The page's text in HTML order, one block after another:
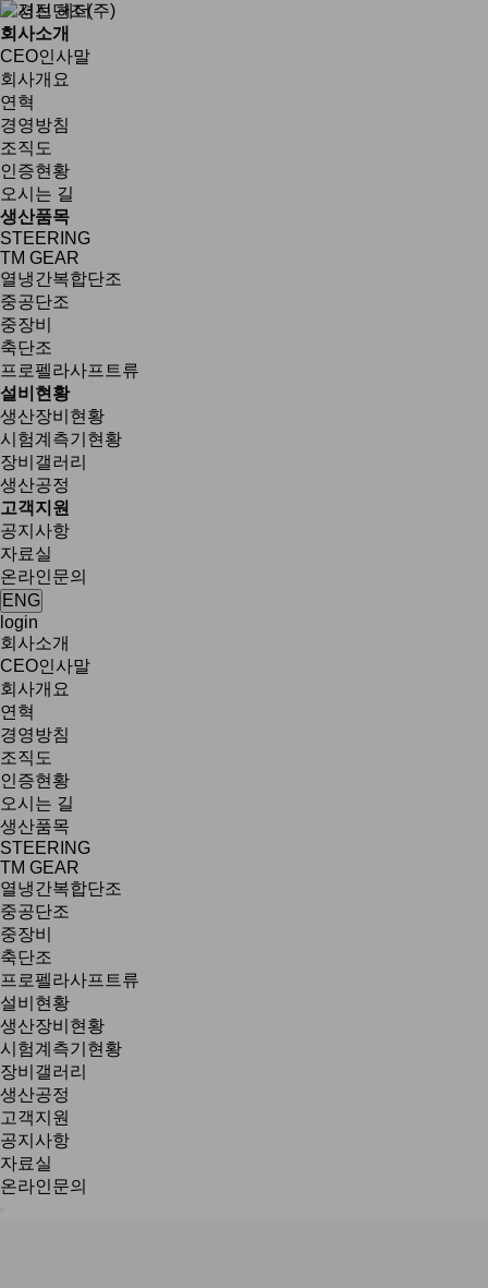
회사소개
CEO인사말
회사개요
연혁
경영방침
조직도
인증현황
오시는 길
생산품목
STEERING
TM GEAR
열냉간복합단조
중공단조
중장비
축단조
프로펠라사프트류
설비현황
생산장비현황
시험계측기현황
장비갤러리
생산공정
고객지원
공지사항
자료실
온라인문의
ENG
login
회사소개
CEO인사말
회사개요
연혁
경영방침
조직도
인증현황
오시는 길
생산품목
STEERING
TM GEAR
열냉간복합단조
중공단조
중장비
축단조
프로펠라사프트류
설비현황
생산장비현황
시험계측기현황
장비갤러리
생산공정
고객지원
공지사항
자료실
온라인문의